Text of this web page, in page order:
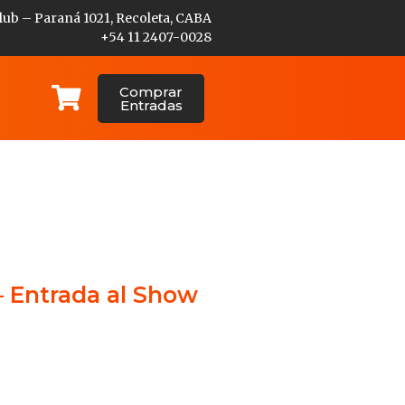
– Paraná 1021, Recoleta, CABA
+54 11 2407-0028
Comprar
Entradas
Entrada al Show